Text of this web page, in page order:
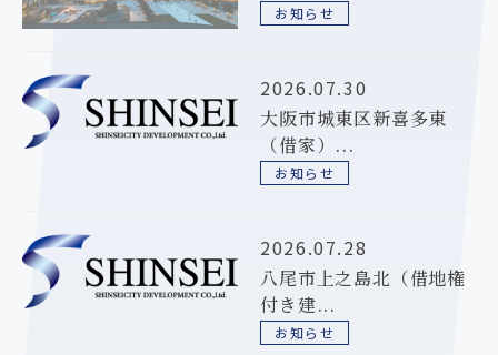
お知らせ
2026.07.30
大阪市城東区新喜多東
（借家）...
お知らせ
2026.07.28
八尾市上之島北（借地権
付き建...
お知らせ